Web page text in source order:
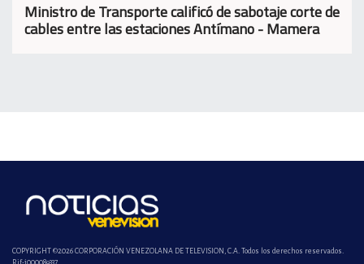
Ministro de Transporte calificó de sabotaje corte de
cables entre las estaciones Antímano - Mamera
COPYRIGHT ©2026 CORPORACIÓN VENEZOLANA DE TELEVISION, C.A. Todos los derechos reservados.